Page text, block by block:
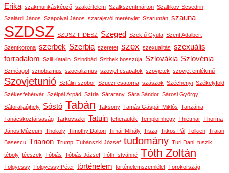
Erika szakmunkásképző szakértelem Szalkszentmárton Szaltikov-Scsedrin
Szalárdi János Szapolyai János szarajevói merénylet Szarumán szauna
SZDSZ SZDSZ-FIDESZ Szeged Szekfű Gyula Szent Adalbert
Szentkorona szerbek Szerbia szeretet szex szexualitás szexuális
forradalom Szili Katalin Szindbád Szithek bosszúja Szlovákia Szlovénia
Szméagol sznobizmus szocializmus szovjet csapatok szovjetek szovjet emlékmű
Szovjetunió Sztálin-szobor Szuezi-csatorna szászok Széchenyi Székelyföld
Székesfehérvár Szélpál Árpád Szíria Sárarany Sára Sándor Sárosi György
Sátoraljaújhely Sóstó Tabán Taksony Tamás Gáspár Miklós Tanzánia
Tanácsköztársaság Tarkovszkij Tatuin teherautók Templomhegy Thietmar Thorma
János Múzeum Thököly Timothy Dalton Timár Mihály Tisza Titkos Pál Tolkien Traian
Basescu Trianon Trump Tubánszki József tudomány Turi Dani tuszik
téboly téeszek Tóbiás Tóbiás József Tóth Istvánné Tóth Zoltán
Tölgyessy Tölgyessy Péter történelem történelemszemlélet Törökország